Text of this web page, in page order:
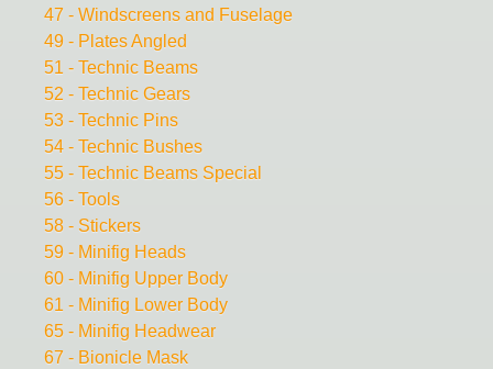
47 - Windscreens and Fuselage
49 - Plates Angled
51 - Technic Beams
52 - Technic Gears
53 - Technic Pins
54 - Technic Bushes
55 - Technic Beams Special
56 - Tools
58 - Stickers
59 - Minifig Heads
60 - Minifig Upper Body
61 - Minifig Lower Body
65 - Minifig Headwear
67 - Bionicle Mask